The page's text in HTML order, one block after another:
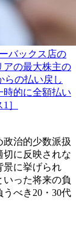
バックス店の
アの最大株主の
らの払い戻し
時的に全額払い
］
政治的少数派扱
切に反映されな
景に挙げられ
った将来の負
べき20・30代